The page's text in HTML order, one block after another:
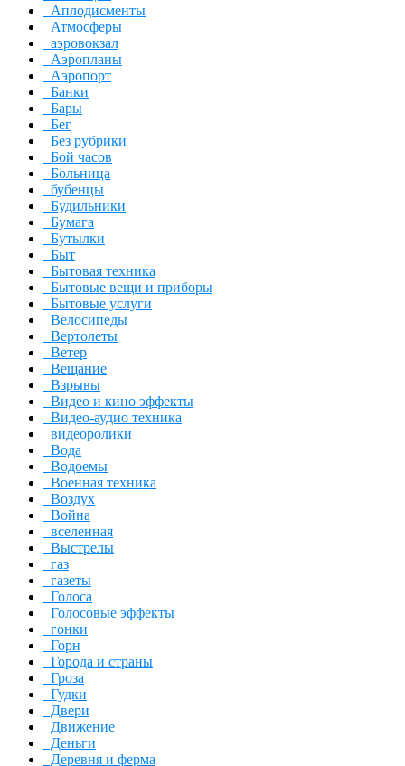
Аплодисменты
Атмосферы
аэровокзал
Аэропланы
Аэропорт
Банки
Бары
Бег
Без рубрики
Бой часов
Больница
бубенцы
Будильники
Бумага
Бутылки
Быт
Бытовая техника
Бытовые вещи и приборы
Бытовые услуги
Велосипеды
Вертолеты
Ветер
Вещание
Взрывы
Видео и кино эффекты
Видео-аудио техника
видеоролики
Вода
Водоемы
Военная техника
Воздух
Война
вселенная
Выстрелы
газ
газеты
Голоса
Голосовые эффекты
гонки
Горн
Города и страны
Гроза
Гудки
Двери
Движение
Деньги
Деревня и ферма